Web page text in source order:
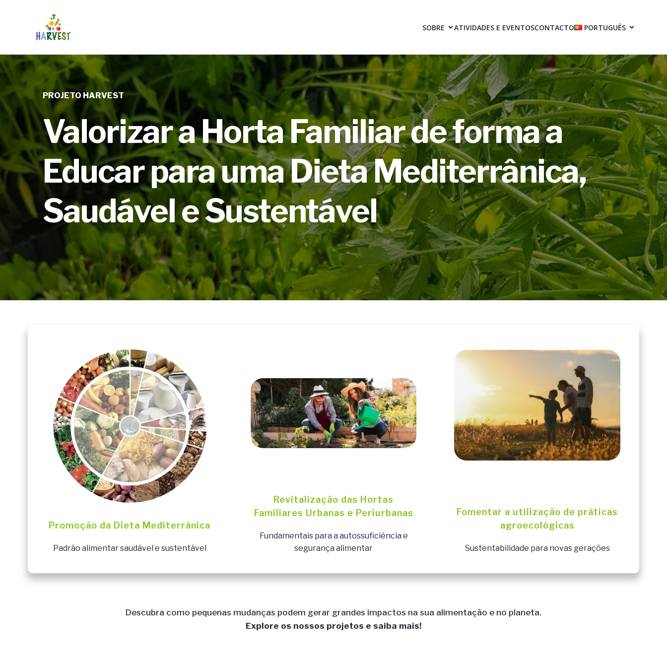
SOBRE ATIVIDADES E EVENTOSCONTACTO PORTUGUÊS
PROJETO HARVEST
Valorizar a Horta Familiar de forma a
Educar para uma Dieta Mediterrânica,
Saudável e Sustentável
Promoção da Dieta Mediterrânica
Padrão alimentar saudável e sustentável
Revitalização das Hortas
Familiares Urbanas e Periurbanas
Fundamentais para a autossuficiência e
segurança alimentar
Fomentar a utilização de práticas
agroecológicas
Sustentabilidade para novas gerações
Descubra como pequenas mudanças podem gerar grandes impactos na sua alimentação e no planeta.
Explore os nossos projetos e saiba mais!